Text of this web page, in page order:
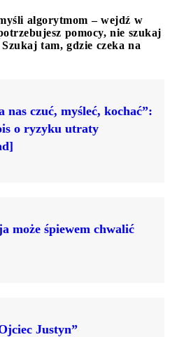
algorytmom – wejdź w
pomocy, nie szukaj
tam, gdzie czeka na
nas czuć, myśleć, kochać”:
o ryzyku utraty
może śpiewem chwalić
Justyn”